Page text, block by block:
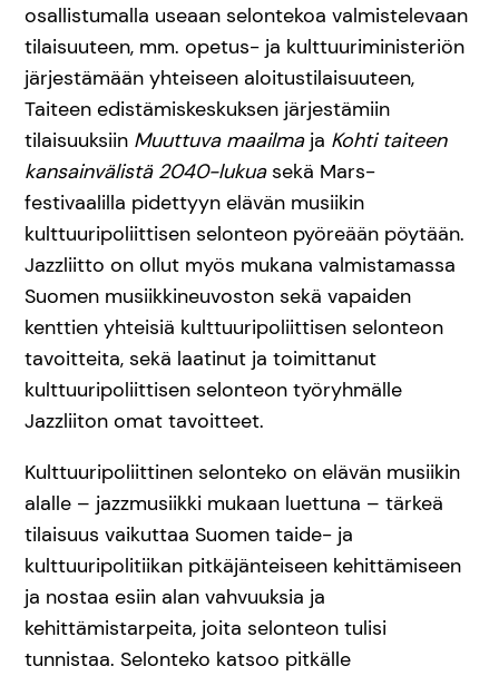
osallistumalla useaan selontekoa valmistelevaan
tilaisuuteen, mm. opetus- ja kulttuuriministeriön
järjestämään yhteiseen aloitustilaisuuteen,
Taiteen edistämiskeskuksen järjestämiin
tilaisuuksiin Muuttuva maailmaja Kohti taiteen
kansainvälistä 2040-lukuasekä Mars-
festivaalilla pidettyyn elävän musiikin
kulttuuripoliittisen selonteon pyöreään pöytään.
Jazzliitto on ollut myös mukana valmistamassa
Suomen musiikkineuvoston sekä vapaiden
kenttien yhteisiä kulttuuripoliittisen selonteon
tavoitteita, sekä laatinut ja toimittanut
kulttuuripoliittisen selonteon työryhmälle
Jazzliiton omat tavoitteet.
Kulttuuripoliittinen selonteko on elävän musiikin
alalle – jazzmusiikki mukaan luettuna – tärkeä
tilaisuus vaikuttaa Suomen taide- ja
kulttuuripolitiikan pitkäjänteiseen kehittämiseen
ja nostaa esiin alan vahvuuksia ja
kehittämistarpeita, joita selonteon tulisi
tunnistaa. Selonteko katsoo pitkälle